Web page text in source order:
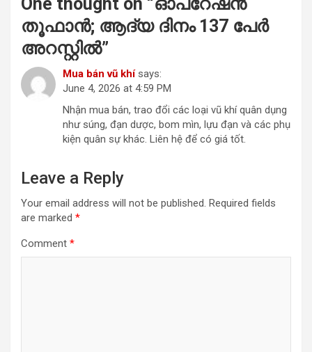
തൂഫാന്‍; ആദ്യ ദിനം 137 പേര്‍
അറസ്റ്റില്‍”
Mua bán vũ khí says:
June 4, 2026 at 4:59 PM
Nhận mua bán, trao đổi các loại vũ khí quân dụng
như súng, đạn dược, bom mìn, lựu đạn và các phụ
kiện quân sự khác. Liên hệ để có giá tốt.
Leave a Reply
Your email address will not be published. Required fields
are marked *
Comment *